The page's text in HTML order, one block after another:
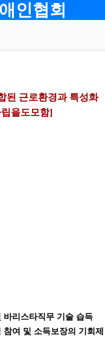
인협회
된 근로환경과 특성화
을도모함]
바리스타직무 기술 습득
여 및 소득보장의 기회제